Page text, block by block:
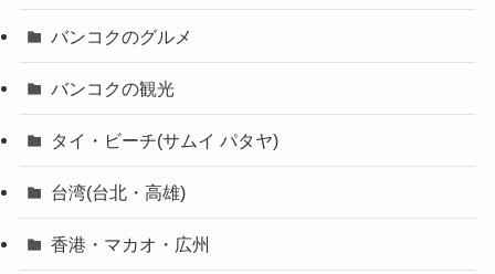
バンコクのグルメ
バンコクの観光
タイ・ビーチ(サムイ パタヤ)
台湾(台北・高雄)
香港・マカオ・広州